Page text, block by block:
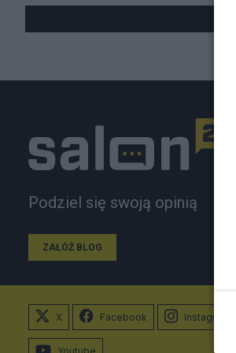
Podziel się swoją opinią
ZAŁÓŻ BLOG
X Facebook Instagram
Youtube